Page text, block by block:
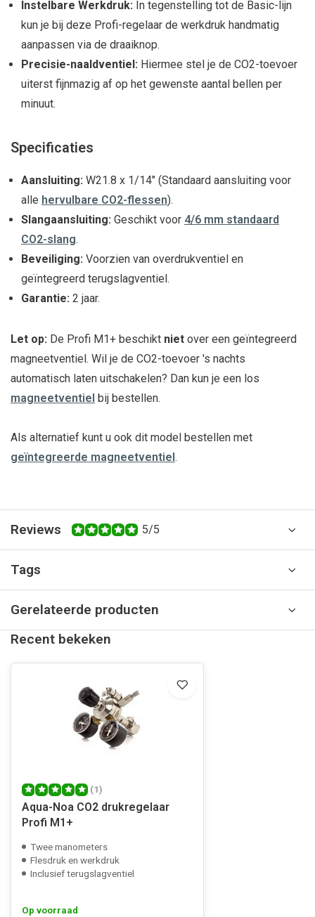
Instelbare Werkdruk: In tegenstelling tot de Basic-lijn
kun je bij deze Profi-regelaar de werkdruk handmatig
aanpassen via de draaiknop.
Precisie-naaldventiel: Hiermee stel je de CO2-toevoer
uiterst fijnmazig af op het gewenste aantal bellen per
minuut.
Specificaties
Aansluiting: W21.8 x 1/14" (Standaard aansluiting voor
alle hervulbare CO2-flessen).
Slangaansluiting: Geschikt voor 4/6 mm standaard
CO2-slang.
Beveiliging: Voorzien van overdrukventiel en
geïntegreerd terugslagventiel.
Garantie: 2 jaar.
Let op: De Profi M1+ beschikt niet over een geïntegreerd
magneetventiel. Wil je de CO2-toevoer 's nachts
automatisch laten uitschakelen? Dan kun je een los
magneetventiel bij bestellen.
Als alternatief kunt u ook dit model bestellen met
geïntegreerde magneetventiel.
Reviews 5/5
Tags
Gerelateerde producten
Recent bekeken
(1)
Aqua-Noa CO2 drukregelaar
Profi M1+
Twee manometers
Flesdruk en werkdruk
Inclusief terugslagventiel
Op voorraad